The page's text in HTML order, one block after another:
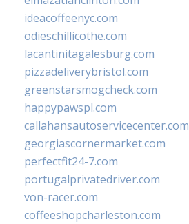
ideacoffeenyc.com
odieschillicothe.com
lacantinitagalesburg.com
pizzadeliverybristol.com
greenstarsmogcheck.com
happypawspl.com
callahansautoservicecenter.com
georgiascornermarket.com
perfectfit24-7.com
portugalprivatedriver.com
von-racer.com
coffeeshopcharleston.com